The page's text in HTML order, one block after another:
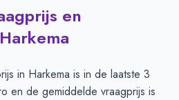
en
in Harkema is in de laatste 3
en de gemiddelde vraagprijs is